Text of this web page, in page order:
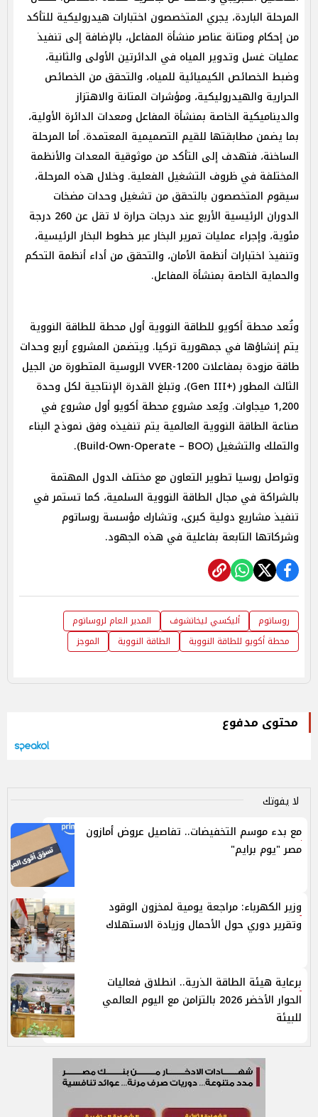
المرحلة الباردة، يجري المتخصصون اختبارات هيدروليكية للتأكد
من إحكام ومتانة عناصر منشأة المفاعل، بالإضافة إلى تنفيذ
عمليات غسل وتدوير المياه في الدائرتين الأولى والثانية،
وضبط الخصائص الكيميائية للمياه، والتحقق من الخصائص
الحرارية والهيدروليكية، ومؤشرات المتانة والاهتزاز
والديناميكية الخاصة بمنشأة المفاعل ومعدات الدائرة الأولية،
بما يضمن مطابقتها للقيم التصميمية المعتمدة. أما المرحلة
الساخنة، فتهدف إلى التأكد من موثوقية المعدات والأنظمة
المختلفة في ظروف التشغيل الفعلية. وخلال هذه المرحلة،
سيقوم المتخصصون بالتحقق من تشغيل وحدات مضخات
الدوران الرئيسية الأربع عند درجات حرارة لا تقل عن 260 درجة
مئوية، وإجراء عمليات تمرير البخار عبر خطوط البخار الرئيسية،
وتنفيذ اختبارات أنظمة الأمان، والتحقق من أداء أنظمة التحكم
والحماية الخاصة بمنشأة المفاعل.
وتُعد محطة أكويو للطاقة النووية أول محطة للطاقة النووية
يتم إنشاؤها في جمهورية تركيا. ويتضمن المشروع أربع وحدات
طاقة مزودة بمفاعلات VVER-1200 الروسية المتطورة من الجيل
الثالث المطور (+Gen III)، وتبلغ القدرة الإنتاجية لكل وحدة
1,200 ميجاوات. ويُعد مشروع محطة أكويو أول مشروع في
صناعة الطاقة النووية العالمية يتم تنفيذه وفق نموذج البناء
والتملك والتشغيل (Build-Own-Operate – BOO).
وتواصل روسيا تطوير التعاون مع مختلف الدول المهتمة
بالشراكة في مجال الطاقة النووية السلمية، كما تستمر في
تنفيذ مشاريع دولية كبرى، وتشارك مؤسسة روساتوم
وشركاتها التابعة بفاعلية في هذه الجهود.
روساتوم أليكسي ليخاتشوف
المدير العام لروساتوم
محطة أكويو للطاقة النووية
الطاقة النووية الموجز
محتوى مدفوع
لا يفوتك
مع بدء موسم التخفيضات.. تفاصيل عروض أمازون
مصر "يوم برايم"
وزير الكهرباء: مراجعة يومية لمخزون الوقود
وتقرير دوري حول الأحمال وزيادة الاستهلاك
برعاية هيئة الطاقة الذرية.. انطلاق فعاليات
الحوار الأخضر 2026 بالتزامن مع اليوم العالمي
للبيئة